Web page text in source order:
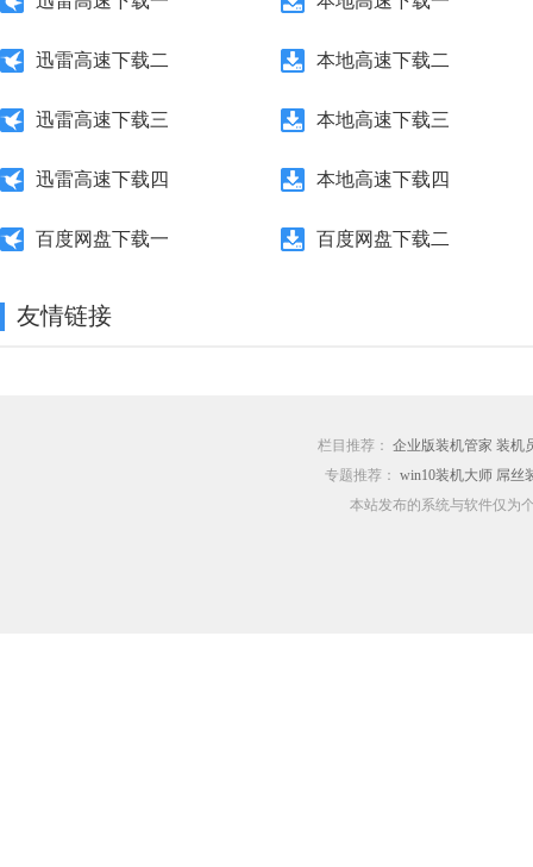
迅雷高速下载二
迅雷高速下载三
迅雷高速下载四
百度网盘下载一
本地高速下载二
本地高速下载三
本地高速下载四
百度网盘下载二
友情链接
栏目推荐： 企业版装机管家 装机
专题推荐： win10装机大师 屌丝
本站发布的系统与软件仅为